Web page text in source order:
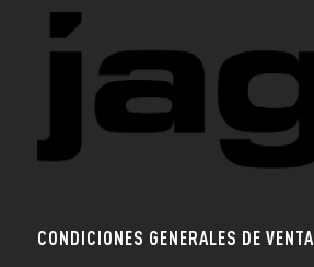
CONDICIONES GENERALES DE VENTA